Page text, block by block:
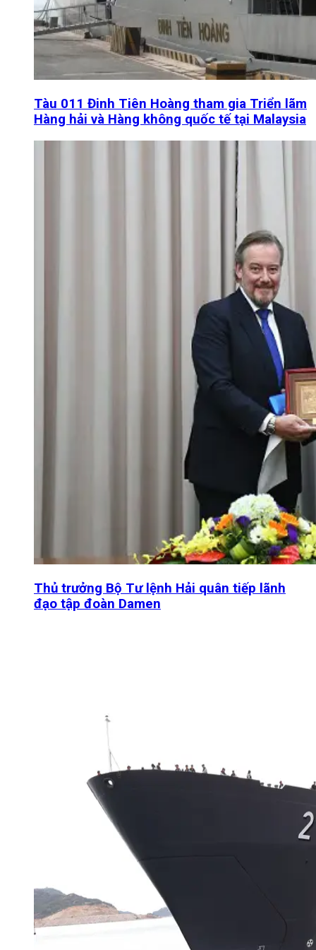
Tàu 011 Đinh Tiên Hoàng tham gia Triển lãm
Hàng hải và Hàng không quốc tế tại Malaysia
Thủ trưởng Bộ Tư lệnh Hải quân tiếp lãnh
đạo tập đoàn Damen